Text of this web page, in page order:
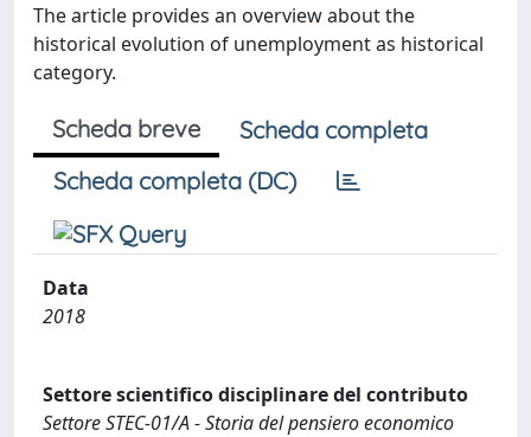
The article provides an overview about the
historical evolution of unemployment as historical
category.
Scheda breve
Scheda completa
Scheda completa (DC)
Data
2018
Settore scientifico disciplinare del contributo
Settore STEC-01/A - Storia del pensiero economico